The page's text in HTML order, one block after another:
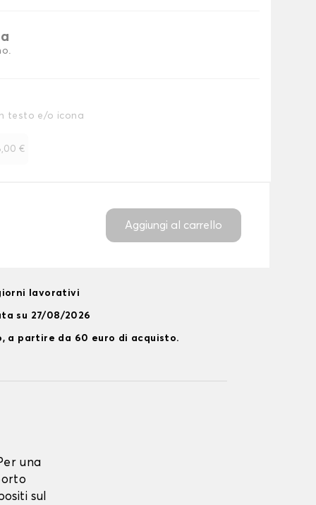
testo e/o icona
€
Aggiungi al carrello
lavorativi
su 27/08/2026
a partire da 60 euro di acquisto.
una
sul